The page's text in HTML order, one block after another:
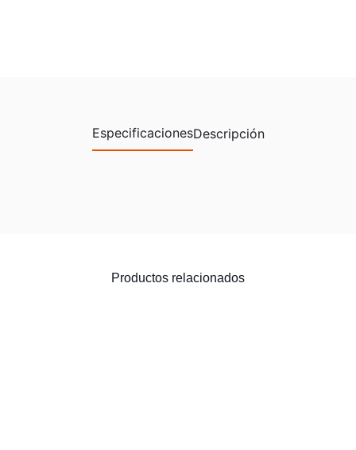
EspecificacionesDescripción
Productos relacionados